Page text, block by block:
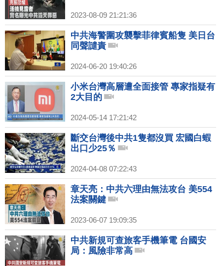
2023-08-09 21:21:36
中共海警圍攻襲擊菲律賓船隻 美日台
同聲譴責
2024-06-20 19:40:26
小米台灣高層遭全面接管 專家指疑有
2大目的
2024-05-14 17:21:42
斷交台灣後中共1隻都沒買 宏國白蝦
出口少25％
2024-04-08 07:22:43
章天亮：中共六理由無法攻台 美554
法案關鍵
2023-06-07 19:09:35
中共新規可查旅客手機筆電 台國安
局：風險非常高